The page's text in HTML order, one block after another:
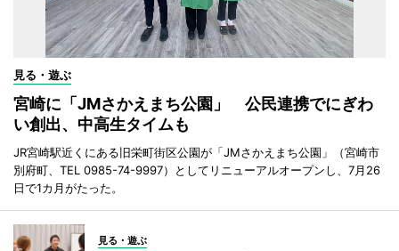
見る・遊ぶ
宮崎に「JMさかえまち公園」 公民連携でにぎわ
い創出、中高生タイムも
JR宮崎駅近くにある旧栄町街区公園が「JMさかえまち公園」（宮崎市
別府町、TEL 0985-74-9997）としてリニューアルオープンし、7月26
日で1カ月がたった。
見る・遊ぶ